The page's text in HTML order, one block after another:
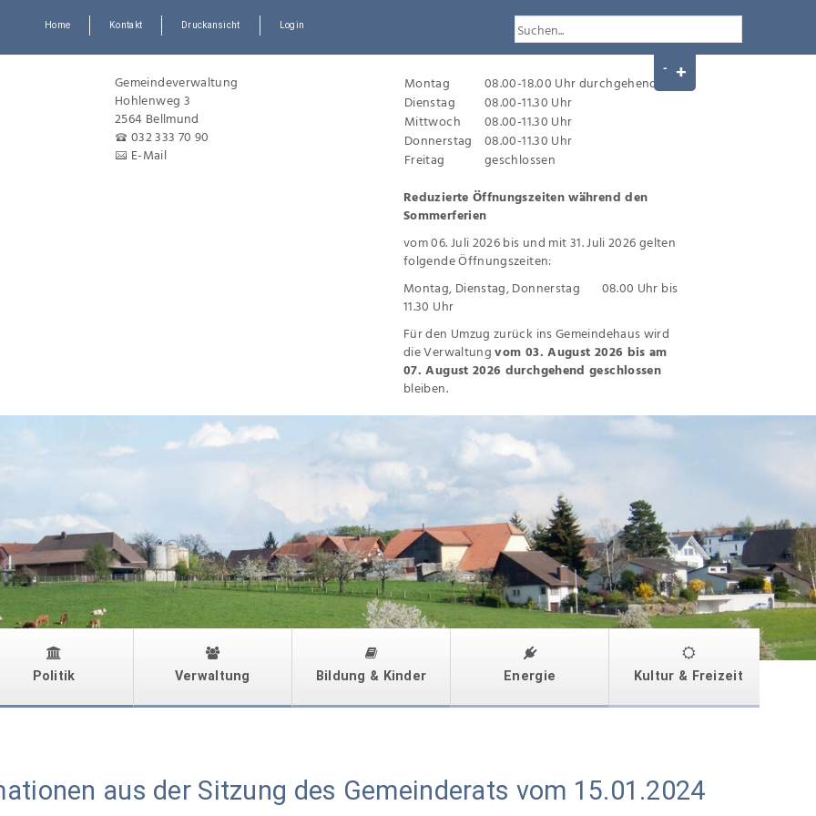
Home Kontakt Druckansicht Login
Gemeindeverwaltung
Hohlenweg 3
2564 Bellmund
032 333 70 90
E-Mail
Montag
08.00-18.00 Uhr durchgehend
Dienstag
08.00-11.30 Uhr
Mittwoch
08.00-11.30 Uhr
Donnerstag
08.00-11.30 Uhr
Freitag
geschlossen
Reduzierte Öffnungszeiten während den
Sommerferien
vom 06. Juli 2026 bis und mit 31. Juli 2026 gelten
folgende Öffnungszeiten:
Montag, Dienstag, Donnerstag 08.00 Uhr bis
11.30 Uhr
Für den Umzug zurück ins Gemeindehaus wird
die Verwaltungvom 03. August 2026 bis am
07. August 2026 durchgehend geschlossen
bleiben.
Politik Verwaltung Bildung & Kinder Energie Kultur & Freizeit
aus der Sitzung des Gemeinderats vom 15.01.2024